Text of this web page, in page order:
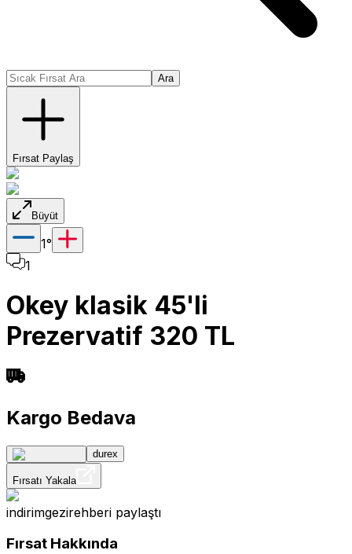
Ara
Fırsat Paylaş
Büyüt
1°
1
Okey klasik 45'li
Prezervatif 320 TL
Kargo Bedava
durex
Fırsatı Yakala
indirimgezirehberi paylaştı
Fırsat Hakkında